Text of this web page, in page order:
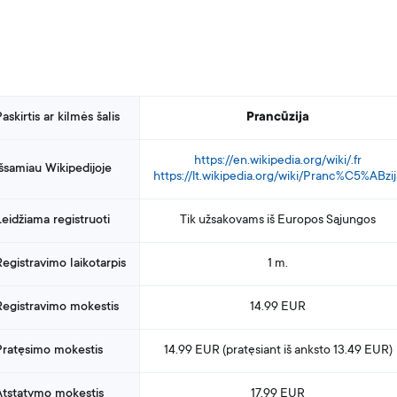
ar kilmės šalis Prancūzija
Wikipedijoje
https://en.wikipedia.org/wiki/.fr
https://lt.wikipedia.org/wiki/
registruoti Tik užsakovams iš Europos Sąjungos
laikotarpis 1 m.
mokestis 14.99 EUR
mokestis 14.99 EUR (pratęsiant iš anksto13.49 EUR)